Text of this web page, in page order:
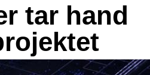
tar hand